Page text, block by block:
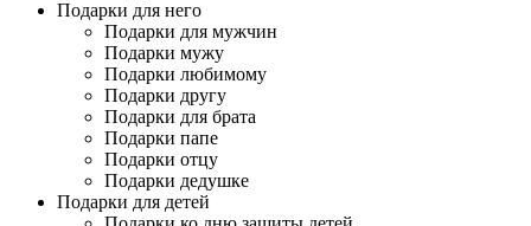
Подарки для него
Подарки для мужчин
Подарки мужу
Подарки любимому
Подарки другу
Подарки для брата
Подарки папе
Подарки отцу
Подарки дедушке
Подарки для детей